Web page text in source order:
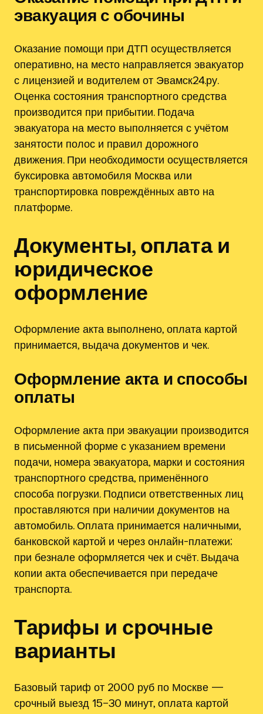
эвакуация с обочины
Оказание помощи при ДТП осуществляется
оперативно, на место направляется эвакуатор
с лицензией и водителем от Эвамск24.ру.
Оценка состояния транспортного средства
производится при прибытии. Подача
эвакуатора на место выполняется с учётом
занятости полос и правил дорожного
движения. При необходимости осуществляется
буксировка автомобиля Москва или
транспортировка повреждённых авто на
платформе.
Документы, оплата и
юридическое
оформление
Оформление акта выполнено, оплата картой
принимается, выдача документов и чек.
Оформление акта и способы
оплаты
Оформление акта при эвакуации производится
в письменной форме с указанием времени
подачи, номера эвакуатора, марки и состояния
транспортного средства, применённого
способа погрузки. Подписи ответственных лиц
проставляются при наличии документов на
автомобиль. Оплата принимается наличными,
банковской картой и через онлайн-платежи;
при безнале оформляется чек и счёт. Выдача
копии акта обеспечивается при передаче
транспорта.
Тарифы и срочные
варианты
Базовый тариф от 2000 руб по Москве —
срочный выезд 15–30 минут, оплата картой